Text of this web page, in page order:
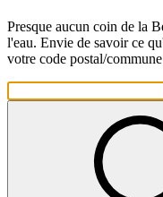
Presque aucun coin de la
l'eau. Envie de savoir ce
votre code postal/